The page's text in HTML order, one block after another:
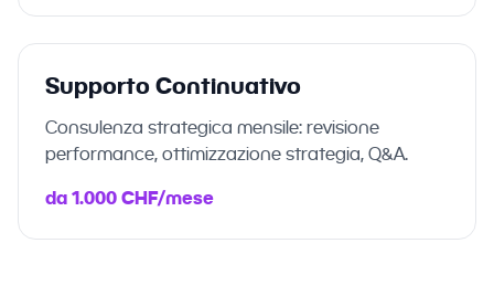
Supporto Continuativo
Consulenza strategica mensile: revisione
performance, ottimizzazione strategia, Q&A.
da 1.000 CHF/mese